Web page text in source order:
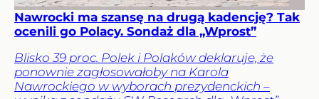
Nawrocki ma szansę na drugą kadencję? Tak
ocenili go Polacy. Sondaż dla „Wprost”
Blisko 39 proc. Polek i Polaków deklaruje, że
ponownie zagłosowałoby na Karola
Nawrockiego w wyborach prezydenckich –